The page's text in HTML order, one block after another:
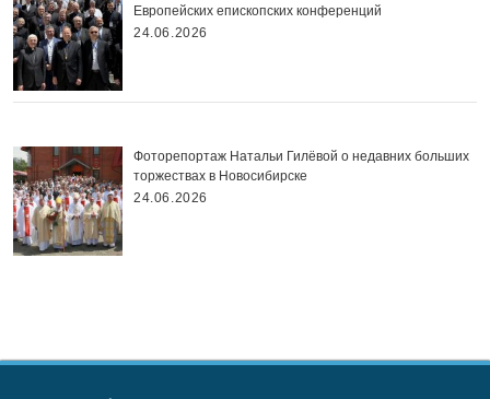
Европейских епископских конференций
24.06.2026
Фоторепортаж Натальи Гилёвой о недавних больших
торжествах в Новосибирске
24.06.2026